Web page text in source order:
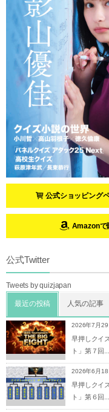
公式ショッピング
Amazonで
公式Twitter
Tweets by quizjapan
最近の投稿 人気の記事
2026年7月29
早押しクイ
ト」第７回...
2026年6月18
早押しクイ
ト」第６回...